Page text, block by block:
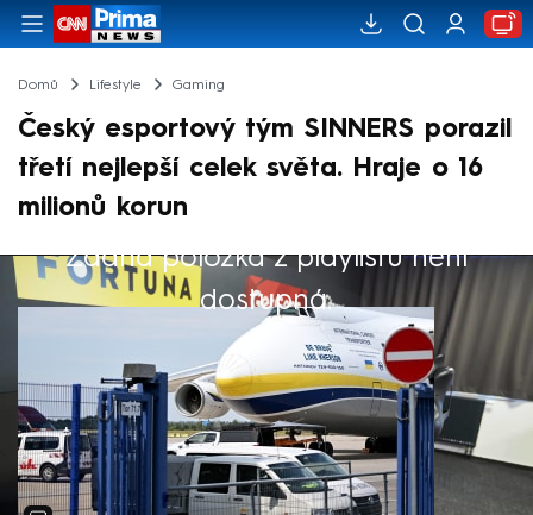
Domů Lifestyle Gaming
Český esportový tým SINNERS porazil
třetí nejlepší celek světa. Hraje o 16
milionů korun
Žádná položka z playlistu není
dostupná.
Výběr redakce